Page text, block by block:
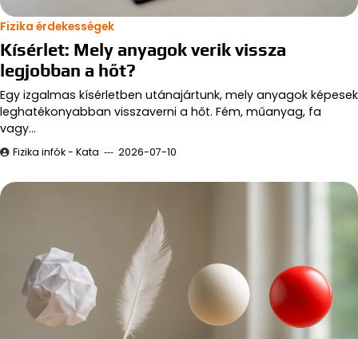
Fizika érdekességek
Kísérlet: Mely anyagok verik vissza
legjobban a hőt?
Egy izgalmas kísérletben utánajártunk, mely anyagok képesek
leghatékonyabban visszaverni a hőt. Fém, műanyag, fa
vagy…
Fizika infók - Kata 2026-07-10